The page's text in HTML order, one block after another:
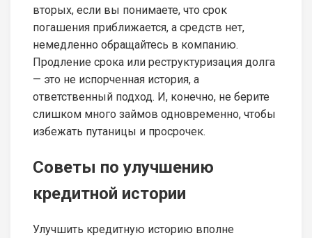
вторых, если вы понимаете, что срок
погашения приближается, а средств нет,
немедленно обращайтесь в компанию.
Продление срока или реструктуризация долга
— это не испорченная история, а
ответственный подход. И, конечно, не берите
слишком много займов одновременно, чтобы
избежать путаницы и просрочек.
Советы по улучшению
кредитной истории
Улучшить кредитную историю вполне